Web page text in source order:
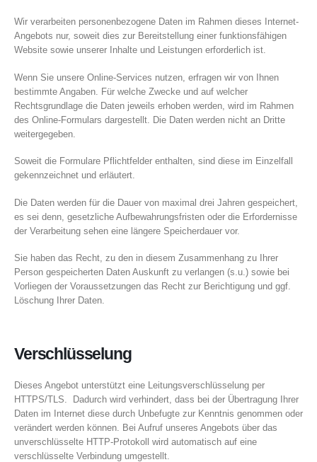
Wir verarbeiten personenbezogene Daten im Rahmen dieses Internet-
Angebots nur, soweit dies zur Bereitstellung einer funktionsfähigen
Website sowie unserer Inhalte und Leistungen erforderlich ist.
Wenn Sie unsere Online-Services nutzen, erfragen wir von Ihnen
bestimmte Angaben. Für welche Zwecke und auf welcher
Rechtsgrundlage die Daten jeweils erhoben werden, wird im Rahmen
des Online-Formulars dargestellt. Die Daten werden nicht an Dritte
weitergegeben.
Soweit die Formulare Pflichtfelder enthalten, sind diese im Einzelfall
gekennzeichnet und erläutert.
Die Daten werden für die Dauer von maximal drei Jahren gespeichert,
es sei denn, gesetzliche Aufbewahrungsfristen oder die Erfordernisse
der Verarbeitung sehen eine längere Speicherdauer vor.
Sie haben das Recht, zu den in diesem Zusammenhang zu Ihrer
Person gespeicherten Daten Auskunft zu verlangen (s.u.) sowie bei
Vorliegen der Voraussetzungen das Recht zur Berichtigung und ggf.
Löschung Ihrer Daten.
Verschlüsselung
Dieses Angebot unterstützt eine Leitungsverschlüsselung per
HTTPS/TLS. Dadurch wird verhindert, dass bei der Übertragung Ihrer
Daten im Internet diese durch Unbefugte zur Kenntnis genommen oder
verändert werden können. Bei Aufruf unseres Angebots über das
unverschlüsselte HTTP-Protokoll wird automatisch auf eine
verschlüsselte Verbindung umgestellt.